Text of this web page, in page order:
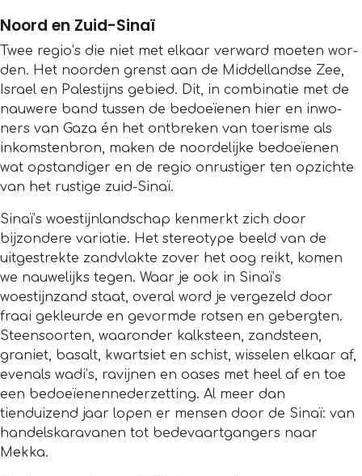
Noord en Zuid-Sinaï
Twee regio’s die niet met elkaar ver­ward moe­ten wor­
den. Het noor­den grenst aan de Mid­del­landse Zee,
Israel en Pales­tijns gebied. Dit, in com­bi­na­tie met de
nau­were band tus­sen de bedoeïenen hier en inwo­
ners van Gaza én het ont­bre­ken van toe­risme als
inkom­sten­bron, maken de noor­de­lijke bedoeïenen
wat opstan­di­ger en de regio onrus­ti­ger ten opzichte
van het rustige zuid-Sinaï.
Sinaï’s woestijnlandschap kenmerkt zich door
bijzondere variatie. Het stereotype beeld van de
uitgestrekte zandvlakte zover het oog reikt, komen
we nauwelijks tegen. Waar je ook in Sinaï’s
woestijnzand staat, overal word je vergezeld door
fraai gekleurde en gevormde rotsen en gebergten.
Steensoorten, waaronder kalksteen, zandsteen,
graniet, basalt, kwartsiet en schist, wisselen elkaar af,
evenals wadi’s, ravijnen en oases met heel af en toe
een bedoeïenennederzetting. Al meer dan
tienduizend jaar lopen er mensen door de Sinaï: van
handelskaravanen tot bedevaartgangers naar
Mekka.